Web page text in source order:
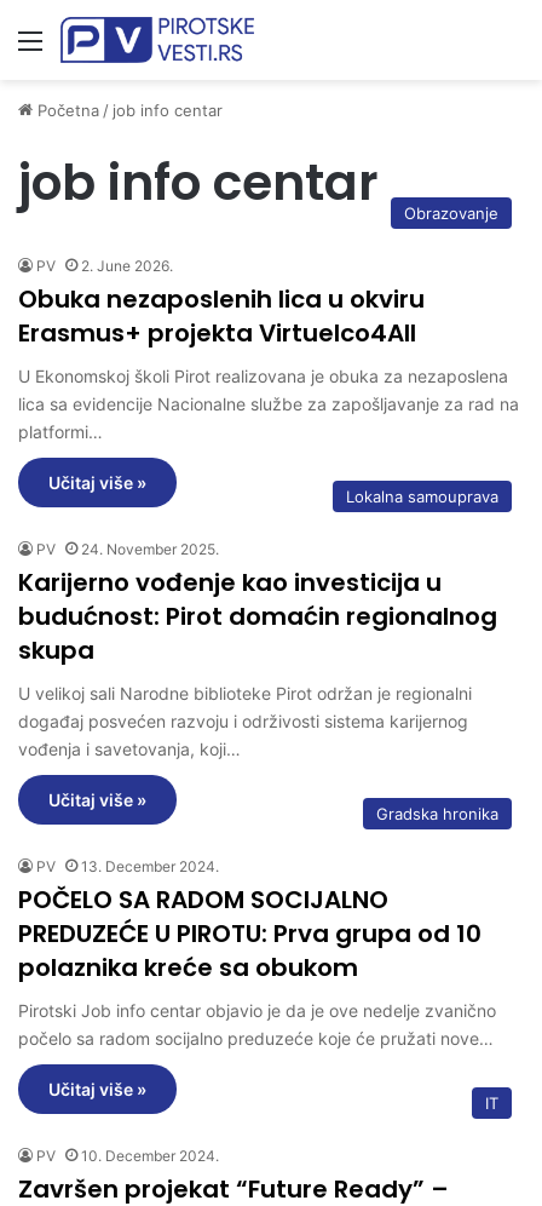
Meni
Početna / job info centar
job info centar Obrazovanje
PV 2. June 2026.
Obuka nezaposlenih lica u okviru
Erasmus+ projekta Virtuelco4All
U Ekonomskoj školi Pirot realizovana je obuka za nezaposlena
lica sa evidencije Nacionalne službe za zapošljavanje za rad na
platformi…
Učitaj više »
Lokalna samouprava
PV 24. November 2025.
Karijerno vođenje kao investicija u
budućnost: Pirot domaćin regionalnog
skupa
U velikoj sali Narodne biblioteke Pirot održan je regionalni
događaj posvećen razvoju i održivosti sistema karijernog
vođenja i savetovanja, koji…
Učitaj više »
Gradska hronika
PV 13. December 2024.
POČELO SA RADOM SOCIJALNO
PREDUZEĆE U PIROTU: Prva grupa od 10
polaznika kreće sa obukom
Pirotski Job info centar objavio je da je ove nedelje zvanično
počelo sa radom socijalno preduzeće koje će pružati nove…
Učitaj više »
IT
PV 10. December 2024.
Završen projekat “Future Ready” –